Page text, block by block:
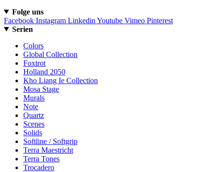
Folge uns
Facebook Instagram Linkedin Youtube Vimeo Pinterest
Serien
Colors
Global Collection
Foxtrot
Holland 2050
Kho Liang Ie Collection
Mosa Stage
Murals
Note
Quartz
Scenes
Solids
Softline / Softgrip
Terra Maestricht
Terra Tones
Trocadero